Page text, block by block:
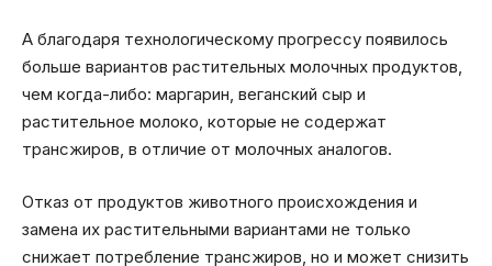
А благодаря технологическому прогрессу появилось
больше вариантов растительных молочных продуктов,
чем когда-либо: маргарин, веганский сыр и
растительное молоко, которые не содержат
трансжиров, в отличие от молочных аналогов.
Отказ от продуктов животного происхождения и
замена их растительными вариантами не только
снижает потребление трансжиров, но и может снизить